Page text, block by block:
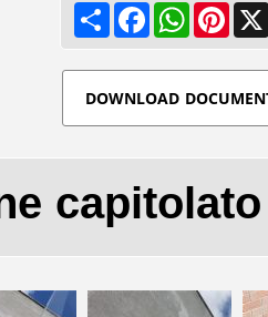
Share FacebookWhatsApp
DOWNLOAD
capitolato